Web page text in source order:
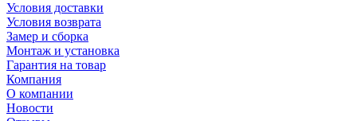
Условия доставки
Условия возврата
Замер и сборка
Монтаж и установка
Гарантия на товар
Компания
О компании
Новости